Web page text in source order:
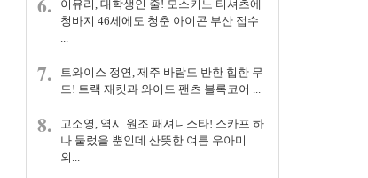
이유리, 대학생인 줄! 모스키노 티셔츠에
청바지 46세에도 청춘 아이콘 부산 접수
...
7.
트와이스 정연, 제주 바람도 반한 힙한 무
드! 트랙 재킷과 와이드 팬츠 블록코어 ...
8.
고소영, 역시 원조 패셔니스타! 스카프 하
나 둘렀을 뿐인데 산뜻한 여름 우아미
외...